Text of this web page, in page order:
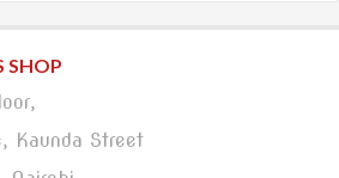
SHOP
Kaunda Street